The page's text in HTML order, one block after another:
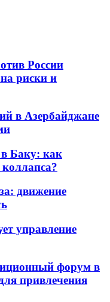
России
риски и
в Азербайджане
в Баку: как
движение
управление
форум в
привлечения